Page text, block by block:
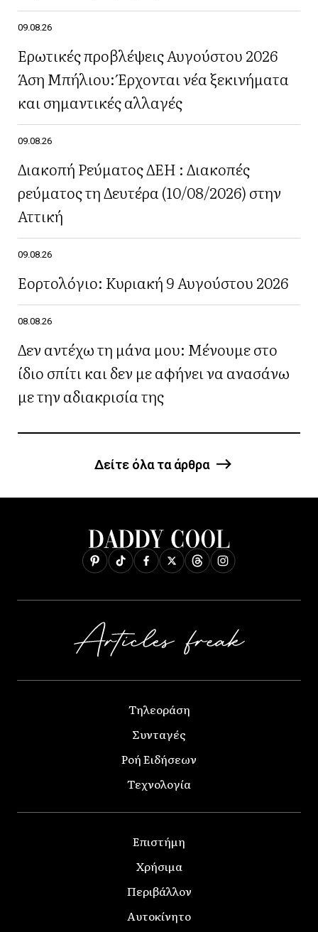
09.08.26
Ερωτικές προβλέψεις Αυγούστου 2026
Άση Μπήλιου: Έρχονται νέα ξεκινήματα
και σημαντικές αλλαγές
09.08.26
Διακοπή Ρεύματος ΔΕΗ : Διακοπές
ρεύματος τη Δευτέρα (10/08/2026) στην
Αττική
09.08.26
Εορτολόγιο: Κυριακή 9 Αυγούστου 2026
08.08.26
Δεν αντέχω τη μάνα μου: Μένουμε στο
ίδιο σπίτι και δεν με αφήνει να ανασάνω
με την αδιακρισία της
Δείτε όλα τα άρθρα
Τηλεοράση
Συνταγές
Ροή Ειδήσεων
Τεχνολογία
Επιστήμη
Χρήσιμα
Περιβάλλον
Αυτοκίνητο